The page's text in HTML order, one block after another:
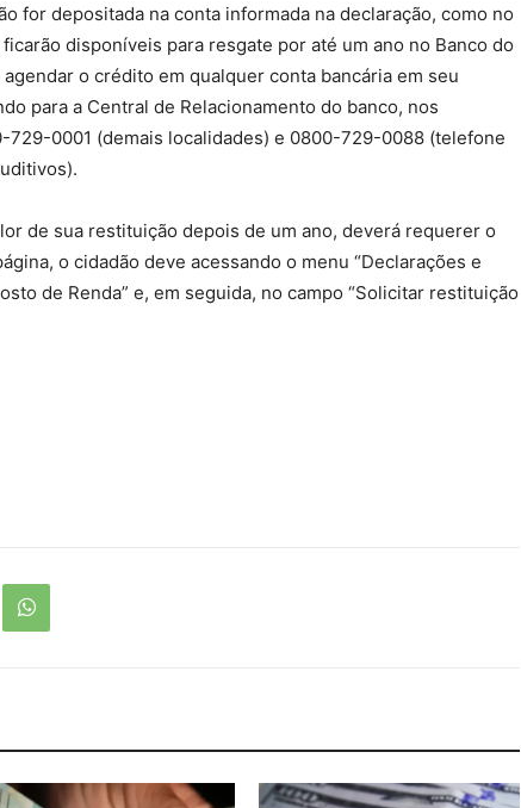
for depositada na conta informada na declaração, como no
disponíveis para resgate por até um ano no Banco do
o crédito em qualquer conta bancária em seu
para a Central de Relacionamento do banco, nos
0001 (demais localidades) e 0800-729-0088 (telefone
de sua restituição depois de um ano, deverá requerer o
o cidadão deve acessando o menu “Declarações e
de Renda” e, em seguida, no campo “Solicitar restituição